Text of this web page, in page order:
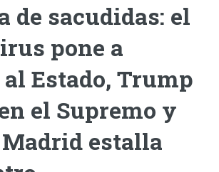
de sacudidas: el
pone a
Estado, Trump
el Supremo y
estalla